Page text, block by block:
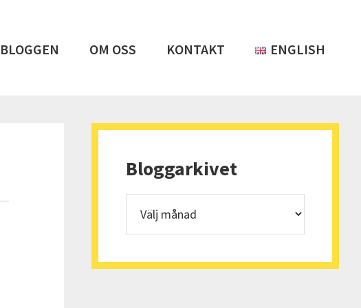
BLOGGEN OM OSS KONTAKT ENGLISH
Primärt
sidofält
Bloggarkivet